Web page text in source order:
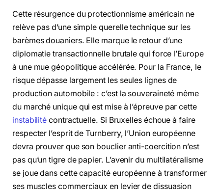
Cette résurgence du protectionnisme américain ne
relève pas d’une simple querelle technique sur les
barèmes douaniers. Elle marque le retour d’une
diplomatie transactionnelle brutale qui force l’Europe
à une mue géopolitique accélérée. Pour la France, le
risque dépasse largement les seules lignes de
production automobile : c’est la souveraineté même
du marché unique qui est mise à l’épreuve par cette
instabilité contractuelle. Si Bruxelles échoue à faire
respecter l’esprit de Turnberry, l’Union européenne
devra prouver que son bouclier anti-coercition n’est
pas qu’un tigre de papier. L’avenir du multilatéralisme
se joue dans cette capacité européenne à transformer
ses muscles commerciaux en levier de dissuasion